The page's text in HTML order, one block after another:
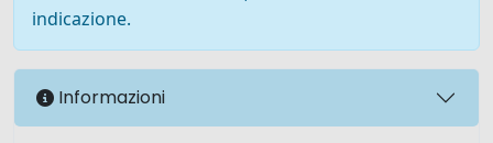
indicazione.
Informazioni